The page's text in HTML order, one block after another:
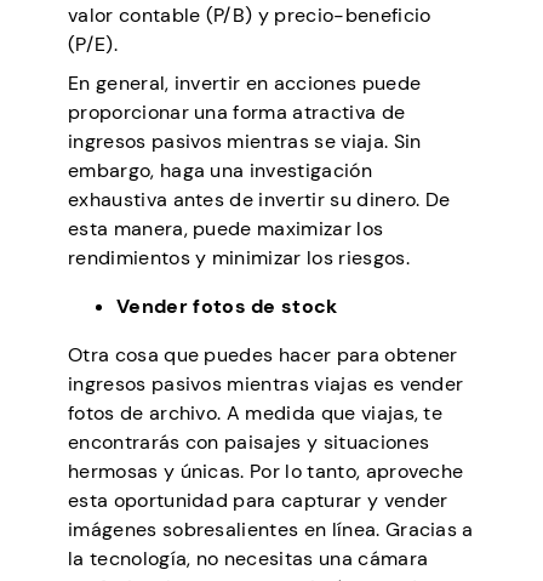
valor contable (P/B) y precio-beneficio
(P/E).
En general, invertir en acciones puede
proporcionar una forma atractiva de
ingresos pasivos mientras se viaja. Sin
embargo, haga una investigación
exhaustiva antes de invertir su dinero. De
esta manera, puede maximizar los
rendimientos y minimizar los riesgos.
Vender fotos de stock
Otra cosa que puedes hacer para obtener
ingresos pasivos mientras viajas es vender
fotos de archivo. A medida que viajas, te
encontrarás con paisajes y situaciones
hermosas y únicas. Por lo tanto, aproveche
esta oportunidad para capturar y vender
imágenes sobresalientes en línea. Gracias a
la tecnología, no necesitas una cámara